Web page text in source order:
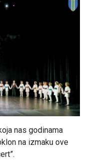
nas godinama
na izmaku ove